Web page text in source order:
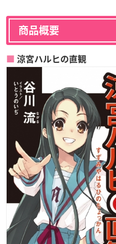
商品概要
涼宮ハルヒの直観